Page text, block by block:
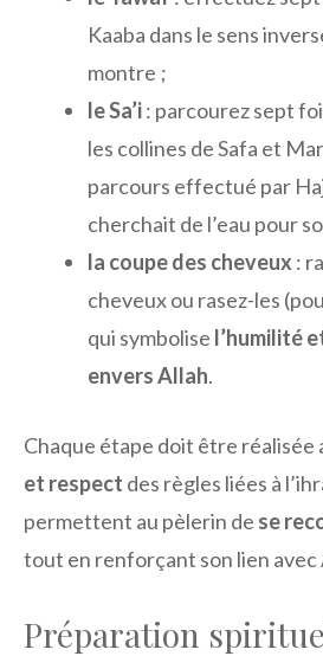
Kaaba dans le sens
montre ;
le Sa’i: parcourez sept
les collines de Safa et
parcours effectué par
cherchait de l’eau pour
la coupe des cheveux :
cheveux ou rasez-les
qui symbolise l’humilité
envers Allah.
Chaque étape doit être réalisée
et respect des règles liées à
permettent au pèlerin de se
tout en renforçant son lien avec
Préparation